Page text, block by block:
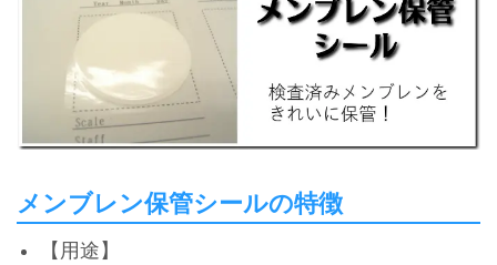
メンブレン保管シールの特徴
【用途】